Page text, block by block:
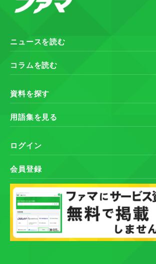
ニュースを読む
コラムを読む
資料を探す
用語集を見る
ログイン
会員登録